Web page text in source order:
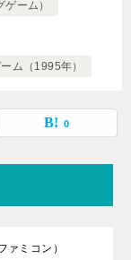
ーム）
ム（1995年）
0
ミコン）